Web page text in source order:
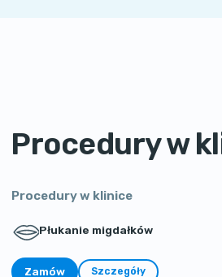
Procedury w
Procedury w klinice
Płukanie migdałków
Zamów Szczegóły